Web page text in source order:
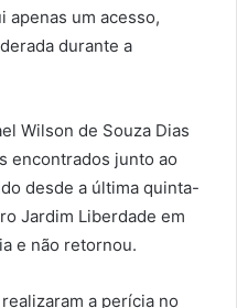
apenas um acesso,
durante a
Wilson de Souza Dias
encontrados junto ao
desde a última quinta-
Jardim Liberdade em
e não retornou.
a perícia no